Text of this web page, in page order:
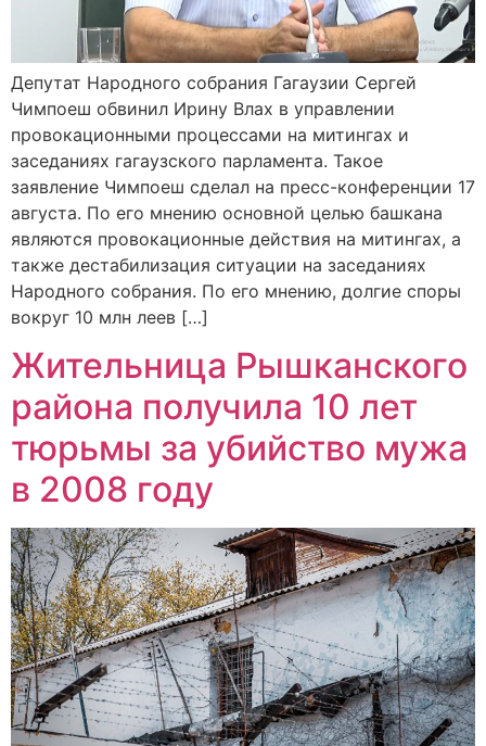
Депутат Народного собрания Гагаузии Сергей
Чимпоеш обвинил Ирину Влах в управлении
провокационными процессами на митингах и
заседаниях гагаузского парламента. Такое
заявление Чимпоеш сделал на пресс-конференции 17
августа. По его мнению основной целью башкана
являются провокационные действия на митингах, а
также дестабилизация ситуации на заседаниях
Народного собрания. По его мнению, долгие споры
вокруг 10 млн леев […]
Жительница Рышканского
района получила 10 лет
тюрьмы за убийство мужа
в 2008 году